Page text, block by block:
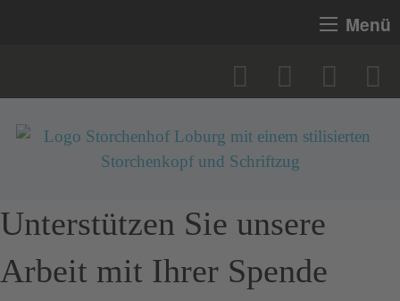
Menü
Unterstützen Sie unsere
Arbeit mit Ihrer Spende